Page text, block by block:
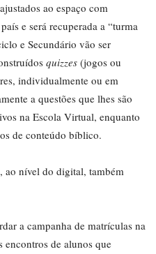
ao espaço com
e será recuperada a “turma
e Secundário vão ser
quizzes (jogos ou
individualmente ou em
a questões que lhes são
na Escola Virtual, enquanto
de conteúdo bíblico.
ao nível do digital, também
a campanha de matrículas na
encontros de alunos que